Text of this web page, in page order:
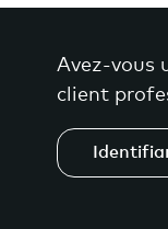
Avez-vous
client